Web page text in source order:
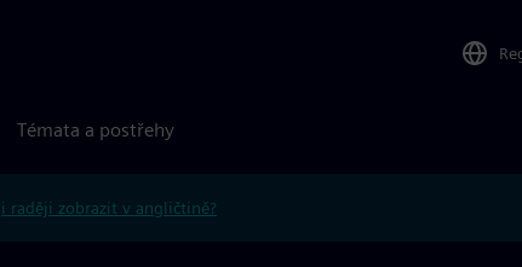
Témata a postřehy
raději zobrazit v angličtině?